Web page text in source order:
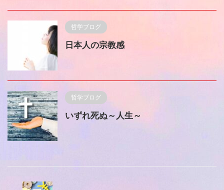
哲学ブログ
日本人の宗教感
哲学ブログ
いずれ死ぬ～人生～